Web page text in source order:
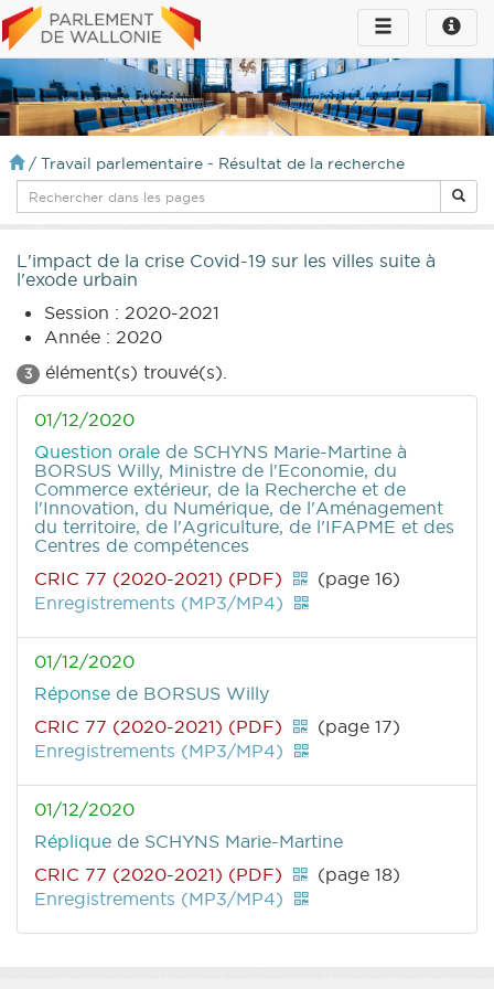
Toggle
infos
Toggle
navigation
/ Travail parlementaire - Résultat de la recherche
L'impact de la crise Covid-19 sur les villes suite à
l'exode urbain
Session : 2020-2021
Année : 2020
3 élément(s) trouvé(s).
01/12/2020
Question orale de SCHYNS Marie-Martine à
BORSUS Willy, Ministre de l'Economie, du
Commerce extérieur, de la Recherche et de
l'Innovation, du Numérique, de l'Aménagement
du territoire, de l'Agriculture, de l'IFAPME et des
Centres de compétences
CRIC 77 (2020-2021) (PDF)
(page 16)
Enregistrements (MP3/MP4)
01/12/2020
Réponse de BORSUS Willy
CRIC 77 (2020-2021) (PDF)
(page 17)
Enregistrements (MP3/MP4)
01/12/2020
Réplique de SCHYNS Marie-Martine
CRIC 77 (2020-2021) (PDF)
(page 18)
Enregistrements (MP3/MP4)